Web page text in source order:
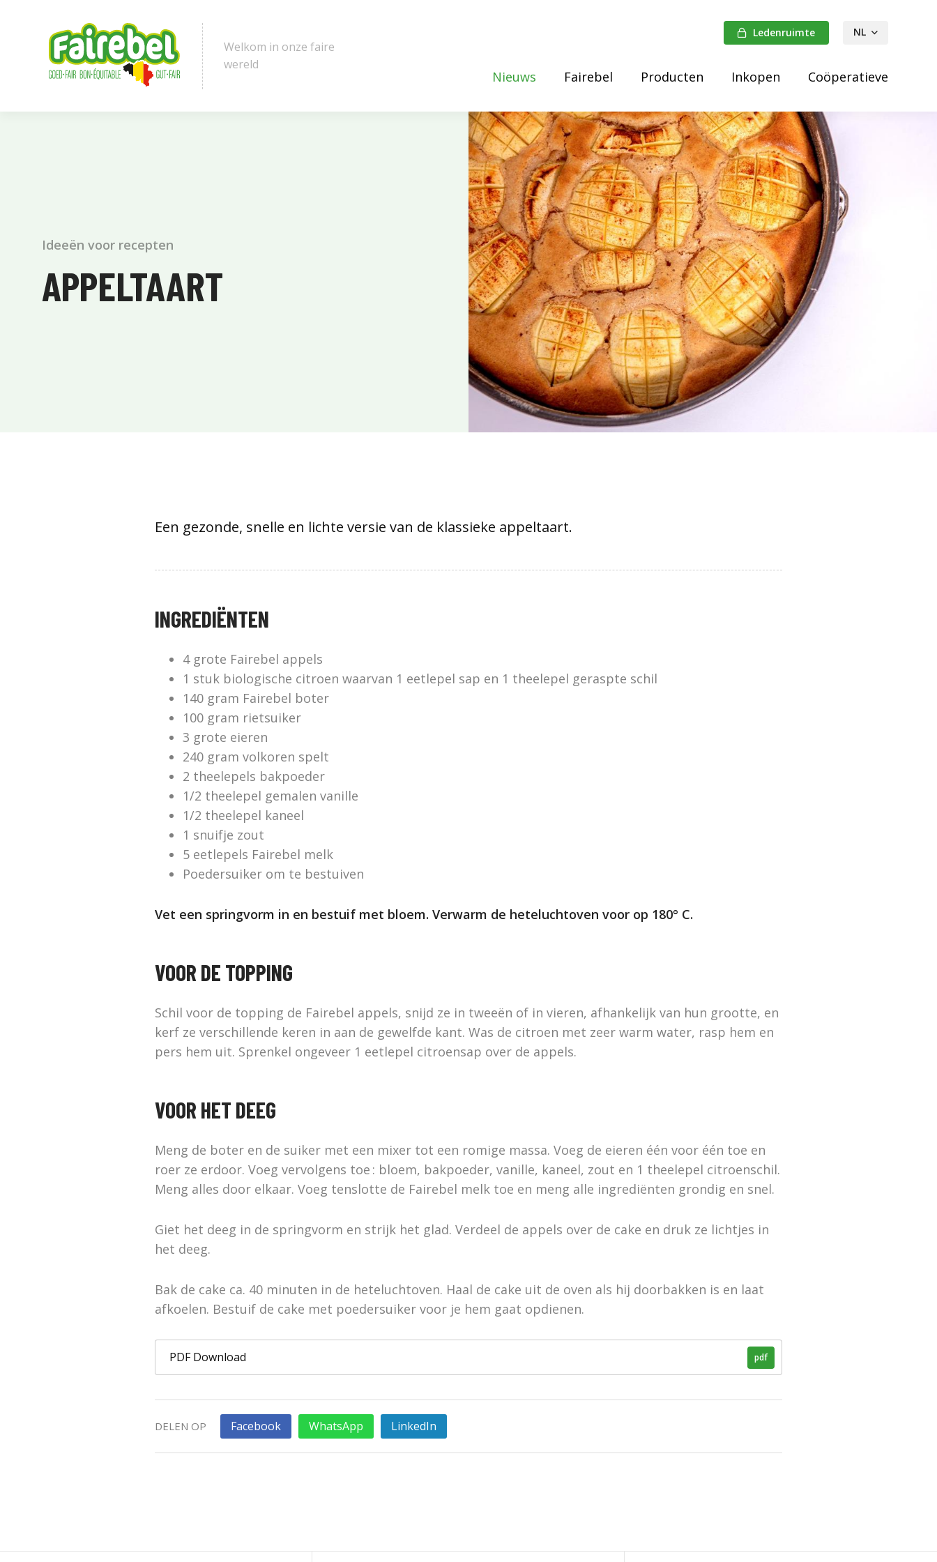
Welkom in onze faire
wereld
Nieuws Fairebel Producten Inkopen Coöperatieve
Ledenruimte
NL
DE
Ideeën voor recepten
APPELTAART
Een gezonde, snelle en lichte versie van de klassieke appeltaart.
INGREDIËNTEN
4 grote Fairebel appels
1 stuk biologische citroen waarvan 1 eetlepel sap en 1 theelepel geraspte schil
140 gram Fairebel boter
100 gram rietsuiker
3 grote eieren
240 gram volkoren spelt
2 theelepels bakpoeder
1/2 theelepel gemalen vanille
1/2 theelepel kaneel
1 snuifje zout
5 eetlepels Fairebel melk
Poedersuiker om te bestuiven
Vet een springvorm in en bestuif met bloem. Verwarm de heteluchtoven voor op 180° C.
VOOR DE TOPPING
Schil voor de topping de Fairebel appels, snijd ze in tweeën of in vieren, afhankelijk van hun grootte, en
kerf ze verschillende keren in aan de gewelfde kant. Was de citroen met zeer warm water, rasp hem en
pers hem uit. Sprenkel ongeveer 1 eetlepel citroensap over de appels.
VOOR HET DEEG
Meng de boter en de suiker met een mixer tot een romige massa. Voeg de eieren één voor één toe en
roer ze erdoor. Voeg vervolgens toe : bloem, bakpoeder, vanille, kaneel, zout en 1 theelepel citroenschil.
Meng alles door elkaar. Voeg tenslotte de Fairebel melk toe en meng alle ingrediënten grondig en snel.
Giet het deeg in de springvorm en strijk het glad. Verdeel de appels over de cake en druk ze lichtjes in
het deeg.
Bak de cake ca. 40 minuten in de heteluchtoven. Haal de cake uit de oven als hij doorbakken is en laat
afkoelen. Bestuif de cake met poedersuiker voor je hem gaat opdienen.
pdf
PDF Download
DELEN OP Facebook WhatsApp LinkedIn